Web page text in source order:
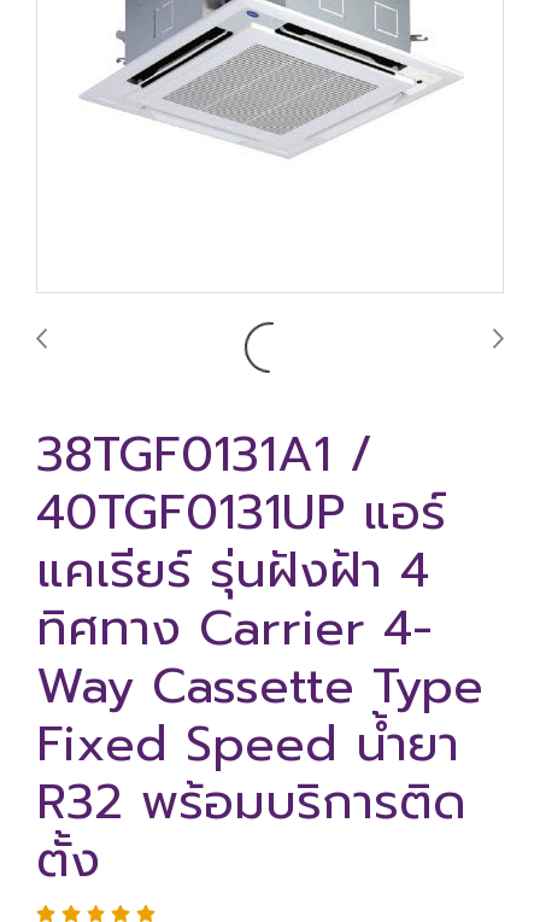
38TGF0131A1 /
40TGF0131UP แอร์
แคเรียร์ รุ่นฝังฝ้า 4
ทิศทาง Carrier 4-
Way Cassette Type
Fixed Speed น้ำยา
R32 พร้อมบริการติด
ตั้ง